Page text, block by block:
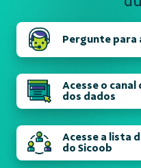
Pergunte para
Acesse o
dos dados
Acesse a lista
do Sicoob